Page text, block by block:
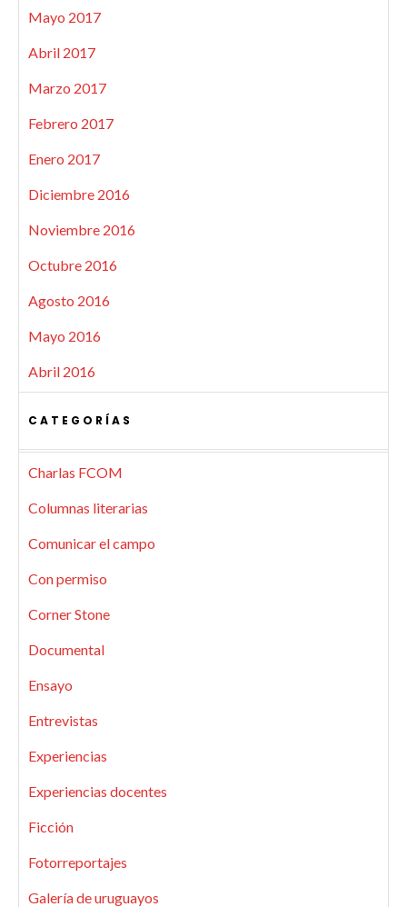
Mayo 2017
Abril 2017
Marzo 2017
Febrero 2017
Enero 2017
Diciembre 2016
Noviembre 2016
Octubre 2016
Agosto 2016
Mayo 2016
Abril 2016
CATEGORÍAS
Charlas FCOM
Columnas literarias
Comunicar el campo
Con permiso
Corner Stone
Documental
Ensayo
Entrevistas
Experiencias
Experiencias docentes
Ficción
Fotorreportajes
Galería de uruguayos